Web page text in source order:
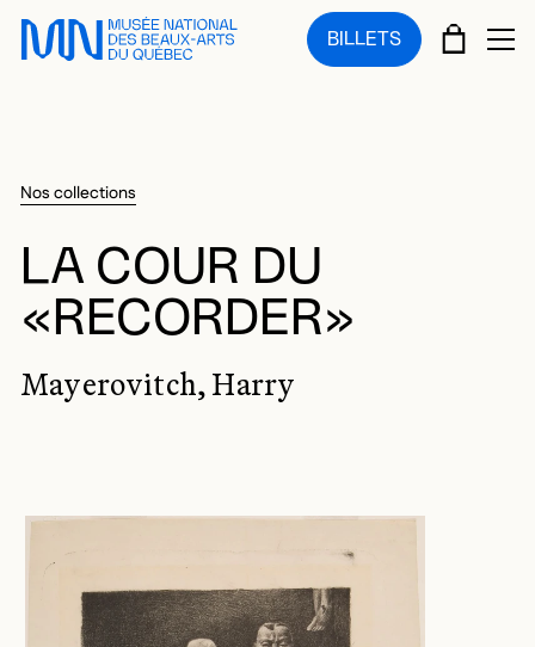
Sauter au menu principal
Sauter au contenu principal
Sauter au pied de page
BILLETS PANIER
Nos collections
LA COUR DU
«RECORDER»
Mayerovitch, Harry